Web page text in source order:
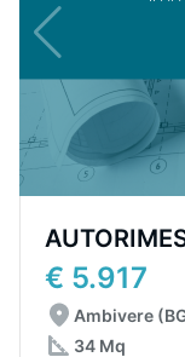
€ 5.917
Ambivere
34 Mq